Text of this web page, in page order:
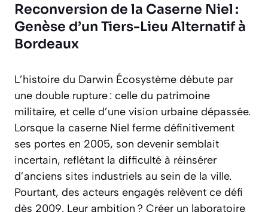
Reconversion de la Caserne Niel :
Genèse d’un Tiers-Lieu Alternatif à
Bordeaux
L’histoire du Darwin Écosystème débute par
une double rupture : celle du patrimoine
militaire, et celle d’une vision urbaine dépassée.
Lorsque la caserne Niel ferme définitivement
ses portes en 2005, son devenir semblait
incertain, reflétant la difficulté à réinsérer
d’anciens sites industriels au sein de la ville.
Pourtant, des acteurs engagés relèvent ce défi
dès 2009. Leur ambition ? Créer un laboratoire